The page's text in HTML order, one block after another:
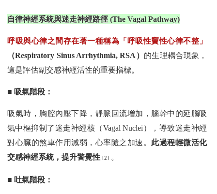
自律神經系統與迷走神經路徑 (The Vagal Pathway)
呼吸與心律之間存在著一種稱為「呼吸性竇性心律不整」
（Respiratory Sinus Arrhythmia, RSA） 的生理耦合現象，
這是評估副交感神經活性的重要指標。
■ 吸氣階段：
吸氣時，胸腔內壓下降，靜脈回流增加，腦幹中的延腦吸
氣中樞抑制了迷走神經核（Vagal Nuclei），導致迷走神經
對心臟的煞車作用減弱，心率隨之加速。 此過程輕微活化
交感神經系統，提升警覺性 [2] 。
■ 吐氣階段：